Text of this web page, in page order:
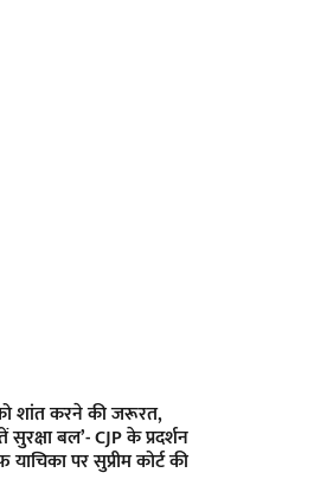
शांत करने की जरूरत,
बल’- CJP के प्रदर्शन
पर सुप्रीम कोर्ट की